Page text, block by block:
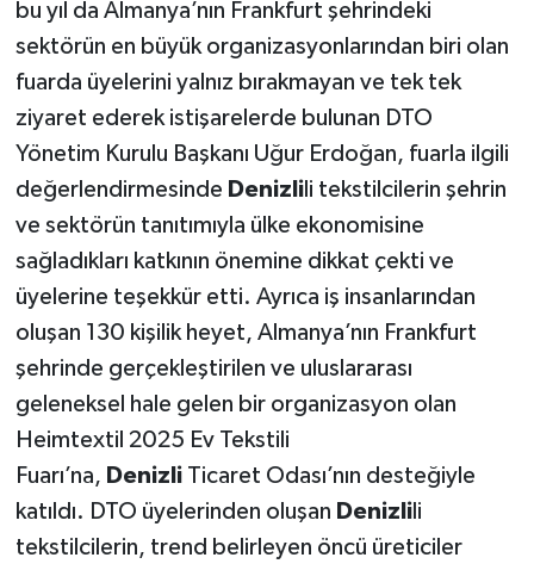
bu yıl da Almanya’nın Frankfurt şehrindeki
sektörün en büyük organizasyonlarından biri olan
fuarda üyelerini yalnız bırakmayan ve tek tek
ziyaret ederek istişarelerde bulunan DTO
Yönetim Kurulu Başkanı Uğur Erdoğan, fuarla ilgili
değerlendirmesinde Denizlili tekstilcilerin şehrin
ve sektörün tanıtımıyla ülke ekonomisine
sağladıkları katkının önemine dikkat çekti ve
üyelerine teşekkür etti. Ayrıca iş insanlarından
oluşan 130 kişilik heyet, Almanya’nın Frankfurt
şehrinde gerçekleştirilen ve uluslararası
geleneksel hale gelen bir organizasyon olan
Heimtextil 2025 Ev Tekstili
Fuarı’na, DenizliTicaret Odası’nın desteğiyle
katıldı. DTO üyelerinden oluşan Denizlili
tekstilcilerin, trend belirleyen öncü üreticiler